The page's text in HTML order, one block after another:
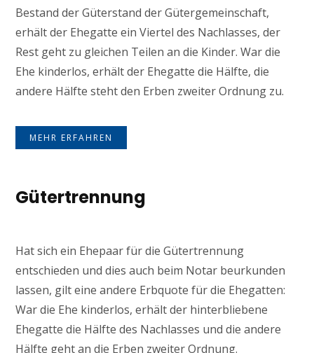
Bestand der Güterstand der Gütergemeinschaft,
erhält der Ehegatte ein Viertel des Nachlasses, der
Rest geht zu gleichen Teilen an die Kinder. War die
Ehe kinderlos, erhält der Ehegatte die Hälfte, die
andere Hälfte steht den Erben zweiter Ordnung zu.
MEHR ERFAHREN
Gütertrennung
Hat sich ein Ehepaar für die Gütertrennung
entschieden und dies auch beim Notar beurkunden
lassen, gilt eine andere Erbquote für die Ehegatten:
War die Ehe kinderlos, erhält der hinterbliebene
Ehegatte die Hälfte des Nachlasses und die andere
Hälfte geht an die Erben zweiter Ordnung.